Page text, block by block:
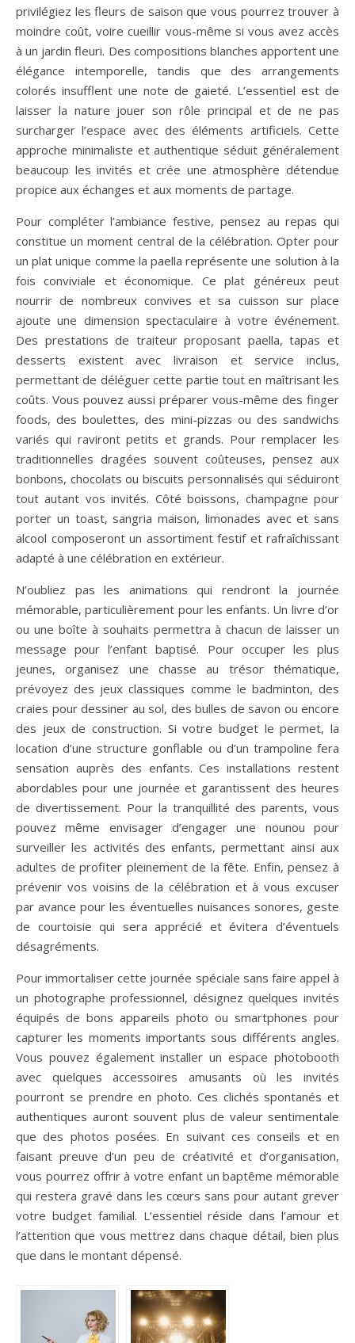
privilégiez les fleurs de saison que vous pourrez trouver à
moindre coût, voire cueillir vous-même si vous avez accès
à un jardin fleuri. Des compositions blanches apportent une
élégance intemporelle, tandis que des arrangements
colorés insufflent une note de gaieté. L’essentiel est de
laisser la nature jouer son rôle principal et de ne pas
surcharger l’espace avec des éléments artificiels. Cette
approche minimaliste et authentique séduit généralement
beaucoup les invités et crée une atmosphère détendue
propice aux échanges et aux moments de partage.
Pour compléter l’ambiance festive, pensez au repas qui
constitue un moment central de la célébration. Opter pour
un plat unique comme la paella représente une solution à la
fois conviviale et économique. Ce plat généreux peut
nourrir de nombreux convives et sa cuisson sur place
ajoute une dimension spectaculaire à votre événement.
Des prestations de traiteur proposant paella, tapas et
desserts existent avec livraison et service inclus,
permettant de déléguer cette partie tout en maîtrisant les
coûts. Vous pouvez aussi préparer vous-même des finger
foods, des boulettes, des mini-pizzas ou des sandwichs
variés qui raviront petits et grands. Pour remplacer les
traditionnelles dragées souvent coûteuses, pensez aux
bonbons, chocolats ou biscuits personnalisés qui séduiront
tout autant vos invités. Côté boissons, champagne pour
porter un toast, sangria maison, limonades avec et sans
alcool composeront un assortiment festif et rafraîchissant
adapté à une célébration en extérieur.
N’oubliez pas les animations qui rendront la journée
mémorable, particulièrement pour les enfants. Un livre d’or
ou une boîte à souhaits permettra à chacun de laisser un
message pour l’enfant baptisé. Pour occuper les plus
jeunes, organisez une chasse au trésor thématique,
prévoyez des jeux classiques comme le badminton, des
craies pour dessiner au sol, des bulles de savon ou encore
des jeux de construction. Si votre budget le permet, la
location d’une structure gonflable ou d’un trampoline fera
sensation auprès des enfants. Ces installations restent
abordables pour une journée et garantissent des heures
de divertissement. Pour la tranquillité des parents, vous
pouvez même envisager d’engager une nounou pour
surveiller les activités des enfants, permettant ainsi aux
adultes de profiter pleinement de la fête. Enfin, pensez à
prévenir vos voisins de la célébration et à vous excuser
par avance pour les éventuelles nuisances sonores, geste
de courtoisie qui sera apprécié et évitera d’éventuels
désagréments.
Pour immortaliser cette journée spéciale sans faire appel à
un photographe professionnel, désignez quelques invités
équipés de bons appareils photo ou smartphones pour
capturer les moments importants sous différents angles.
Vous pouvez également installer un espace photobooth
avec quelques accessoires amusants où les invités
pourront se prendre en photo. Ces clichés spontanés et
authentiques auront souvent plus de valeur sentimentale
que des photos posées. En suivant ces conseils et en
faisant preuve d’un peu de créativité et d’organisation,
vous pourrez offrir à votre enfant un baptême mémorable
qui restera gravé dans les cœurs sans pour autant grever
votre budget familial. L’essentiel réside dans l’amour et
l’attention que vous mettrez dans chaque détail, bien plus
que dans le montant dépensé.